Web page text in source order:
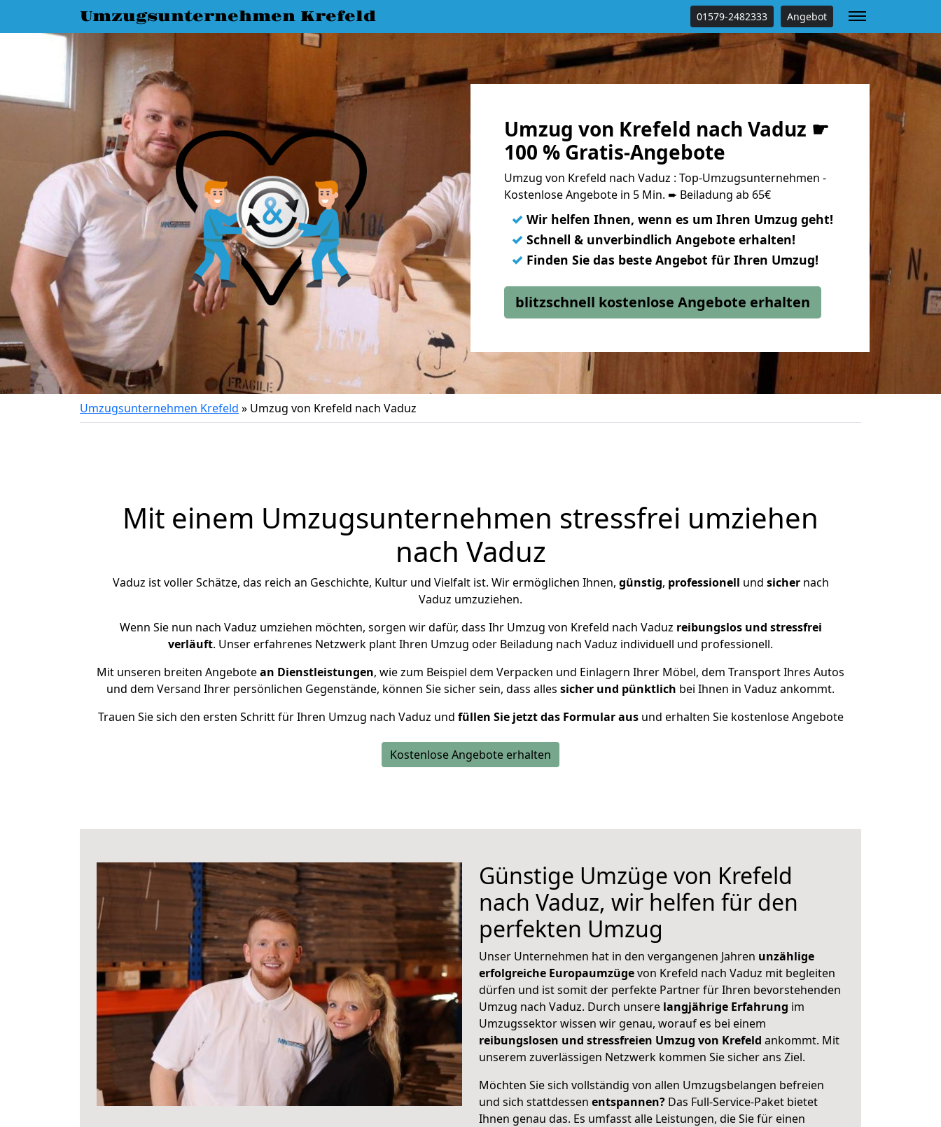
Umzugsunternehmen Krefeld 01579-2482333 Angebot
Umzug von Krefeld nach Vaduz ☛
100 % Gratis-Angebote
Umzug von Krefeld nach Vaduz : Top-Umzugsunternehmen -
Kostenlose Angebote in 5 Min. ➨ Beiladung ab 65€
✓ Wir helfen Ihnen, wenn es um Ihren Umzug geht!
✓ Schnell & unverbindlich Angebote erhalten!
✓ Finden Sie das beste Angebot für Ihren Umzug!
blitzschnell kostenlose Angebote erhalten
Umzugsunternehmen Krefeld » Umzug von Krefeld nach Vaduz
Mit einem Umzugsunternehmen stressfrei umziehen
nach Vaduz
Vaduz ist voller Schätze, das reich an Geschichte, Kultur und Vielfalt ist. Wir ermöglichen Ihnen, günstig, professionell und sichernach
Vaduz umzuziehen.
Wenn Sie nun nach Vaduz umziehen möchten, sorgen wir dafür, dass Ihr Umzug von Krefeld nach Vaduz reibungslos und stressfrei
verläuft. Unser erfahrenes Netzwerk plant Ihren Umzug oder Beiladung nach Vaduz individuell und professionell.
Mit unseren breiten Angebotean Dienstleistungen, wie zum Beispiel dem Verpacken und Einlagern Ihrer Möbel, dem Transport Ihres Autos
und dem Versand Ihrer persönlichen Gegenstände, können Sie sicher sein, dass alles sicher und pünktlich bei Ihnen in Vaduz ankommt.
Trauen Sie sich den ersten Schritt für Ihren Umzug nach Vaduz und füllen Sie jetzt das Formular ausund erhalten Sie kostenlose Angebote
Kostenlose Angebote erhalten
Günstige Umzüge von Krefeld
nach Vaduz, wir helfen für den
perfekten Umzug
Unser Unternehmen hat in den vergangenen Jahren unzählige
erfolgreiche Europaumzügevon Krefeld nach Vaduz mit begleiten
dürfen und ist somit der perfekte Partner für Ihren bevorstehenden
Umzug nach Vaduz. Durch unsere langjährige Erfahrung im
Umzugssektor wissen wir genau, worauf es bei einem
reibungslosen und stressfreien Umzug von Krefeld ankommt. Mit
unserem zuverlässigen Netzwerk kommen Sie sicher ans Ziel.
Möchten Sie sich vollständig von allen Umzugsbelangen befreien
und sich stattdessen entspannen? Das Full-Service-Paket bietet
Ihnen genau das. Es umfasst alle Leistungen, die Sie für einen